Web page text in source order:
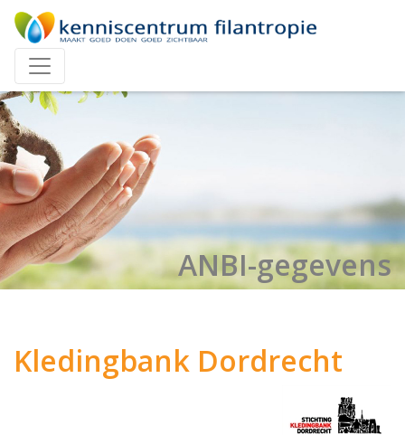
ANBI-gegevens
Kledingbank Dordrecht